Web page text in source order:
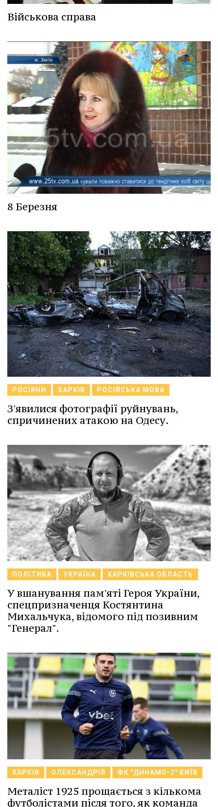
Військова справа
8 Березня
РОСІЯНИ ХАРКІВ РОСІЙСЬКА МОВА
З'явилися фотографії руйнувань,
спричинених атакою на Одесу.
ПОЛІТИКА УКРАЇНА ХАРКІВСЬКА ОБЛАСТЬ
У вшанування пам'яті Героя України,
спецпризначенця Костянтина
Михальчука, відомого під позивним
"Генерал".
ХАРКІВ ОЛЕКСАНДРІЯ ФК "ДИНАМО-2" КИЇВ
Металіст 1925 прощається з кількома
футболістами після того, як команда